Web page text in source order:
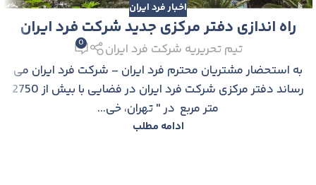
اخبار فرد ایران
راه اندازی دفتر مرکزی جدید شرکت فرد ایران
تیم تحریریه شرکت فرد ایران 0
به استحضار مشتریان محترم فرد ایران - شرکت فرد ایران می
رساند دفتر مرکزی شرکت فرد ایران در فضایی با بیش از 2750
متر مربع در " تهران، خی...
ادامه مطلب